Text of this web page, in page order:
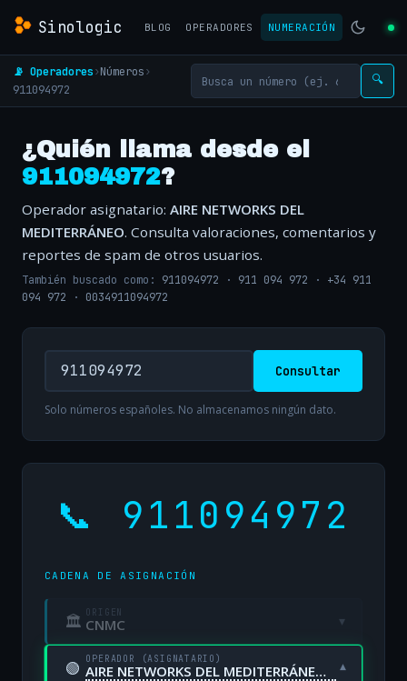
Sinologic BLOG OPERADORES NUMERACIÓN
📡 Operadores›Números›
911094972
🔍
¿Quién llama desde el
911094972?
Operador asignatario: AIRE NETWORKS DEL
MEDITERRÁNEO. Consulta valoraciones, comentarios y
reportes de spam de otros usuarios.
También buscado como: 911094972 · 911 094 972 · +34 911
094 972 · 0034911094972
Consultar
Solo números españoles. No almacenamos ningún dato.
📞 911094972
CADENA DE ASIGNACIÓN
🏛 ORIGEN
CNMC ▾
🟢 OPERADOR (ASIGNATARIO)
AIRE NETWORKS DEL MEDITERRÁNEO, S.L. UNIPERSONAL ▾